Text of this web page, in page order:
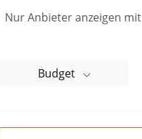
Nur Anbieter anzeigen mit
Budget